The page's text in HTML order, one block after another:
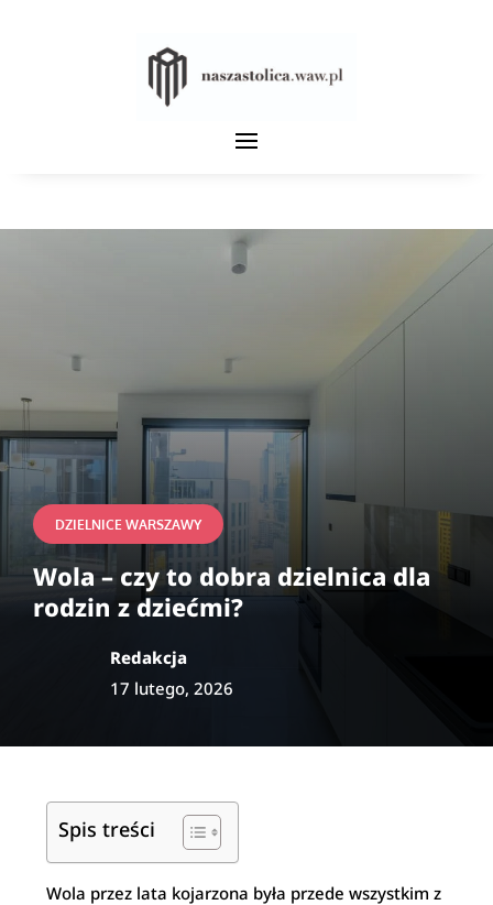
DZIELNICE WARSZAWY
Wola – czy to dobra dzielnica dla
rodzin z dziećmi?
Redakcja
17 lutego, 2026
Spis treści
Wola przez lata kojarzona była przede wszystkim z